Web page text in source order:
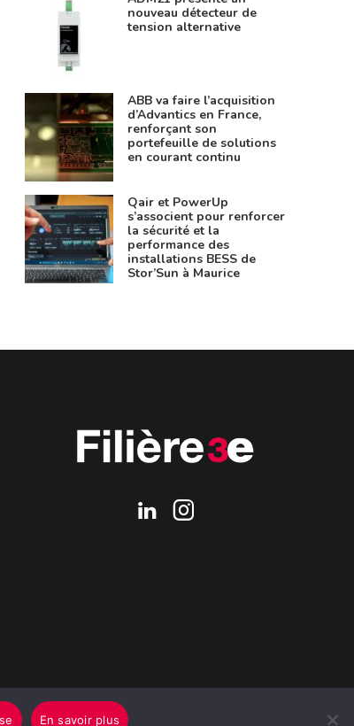
nouveau détecteur de
tension alternative
ABB va faire l’acquisition
d’Advantics en France,
renforçant son
portefeuille de solutions
en courant continu
Qair et PowerUp
s’associent pour renforcer
la sécurité et la
performance des
installations BESS de
Stor’Sun à Maurice
En savoir plus